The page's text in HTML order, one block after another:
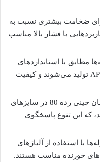
رده 80 دارای ضخامت بیشتری نسبت به
کاربردهایی با فشار بالا مناسب
مطابق با استانداردهای
ASTM A106، ASTM A53 و API 5L تولید می‌شوند و کیفیت
: لوله‌های مانیسمان چینی رده 80 در سایزهای
می‌شوند، که این تنوع پاسخگوی
با استفاده از آلیاژهای
خورنده مناسب هستند.